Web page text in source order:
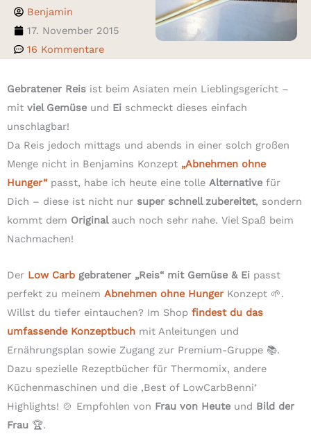
Benjamin
17. November 2015
16 Kommentare
Gebratener Reis ist beim Asiaten mein Lieblingsgericht –
mit viel Gemüse und Ei schmeckt dieses einfach
unschlagbar!
Da Reis jedoch mittags und abends in einer solch großen
Menge nicht in Benjamins Konzept „Abnehmen ohne
Hunger“passt, habe ich heute eine tolle Alternative für
Dich – diese ist nicht nur super schnell zubereitet, sondern
kommt dem Originalauch noch sehr nahe. Viel Spaß beim
Nachmachen!
Der Low Carb gebratener „Reis“ mit Gemüse & Ei passt
perfekt zu meinem Abnehmen ohne HungerKonzept 🌱.
Willst du tiefer eintauchen? Im Shop findest du das
umfassende Konzeptbuch mit Anleitungen und
Ernährungsplan sowie Zugang zur Premium-Gruppe 📚.
Dazu spezielle Rezeptbücher für Thermomix, andere
Küchenmaschinen und die ‚Best of LowCarbBenni‘
Highlights! 🍲 Empfohlen von Frau von Heute und Bild der
Frau 🏆.